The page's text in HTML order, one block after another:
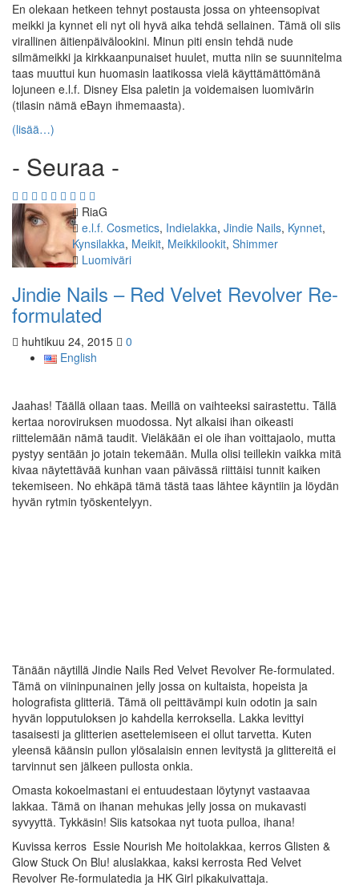
En olekaan hetkeen tehnyt postausta jossa on yhteensopivat
meikki ja kynnet eli nyt oli hyvä aika tehdä sellainen. Tämä oli siis
virallinen äitienpäivälookini. Minun piti ensin tehdä nude
silmämeikki ja kirkkaanpunaiset huulet, mutta niin se suunnitelma
taas muuttui kun huomasin laatikossa vielä käyttämättömänä
lojuneen e.l.f. Disney Elsa paletin ja voidemaisen luomivärin
(tilasin nämä eBayn ihmemaasta).
(lisää…)
- Seuraa -
Kirjoittaja
RiaG
Kategoriat
e.l.f. Cosmetics, Indielakka, Jindie Nails, Kynnet,
Kynsilakka, Meikit, Meikkilookit, Shimmer
Avainsanat
Luomiväri
Jindie Nails – Red Velvet Revolver Re-
formulated
huhtikuu 24, 2015
0
English
Jaahas! Täällä ollaan taas. Meillä on vaihteeksi sairastettu. Tällä
kertaa noroviruksen muodossa. Nyt alkaisi ihan oikeasti
riittelemään nämä taudit. Vieläkään ei ole ihan voittajaolo, mutta
pystyy sentään jo jotain tekemään. Mulla olisi teillekin vaikka mitä
kivaa näytettävää kunhan vaan päivässä riittäisi tunnit kaiken
tekemiseen. No ehkäpä tämä tästä taas lähtee käyntiin ja löydän
hyvän rytmin työskentelyyn.
Tänään näytillä Jindie Nails Red Velvet Revolver Re-formulated.
Tämä on viininpunainen jelly jossa on kultaista, hopeista ja
holografista glitteriä. Tämä oli peittävämpi kuin odotin ja sain
hyvän lopputuloksen jo kahdella kerroksella. Lakka levittyi
tasaisesti ja glitterien asettelemiseen ei ollut tarvetta. Kuten
yleensä käänsin pullon ylösalaisin ennen levitystä ja glittereitä ei
tarvinnut sen jälkeen pullosta onkia.
Omasta kokoelmastani ei entuudestaan löytynyt vastaavaa
lakkaa. Tämä on ihanan mehukas jelly jossa on mukavasti
syvyyttä. Tykkäsin! Siis katsokaa nyt tuota pulloa, ihana!
Kuvissa kerros Essie Nourish Me hoitolakkaa, kerros Glisten &
Glow Stuck On Blu! aluslakkaa, kaksi kerrosta Red Velvet
Revolver Re-formulatedia ja HK Girl pikakuivattaja.